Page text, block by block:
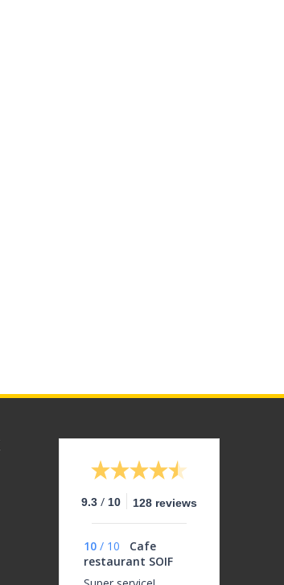
9.3 / 10 128 reviews
10 / 10
Cafe
restaurant SOIF